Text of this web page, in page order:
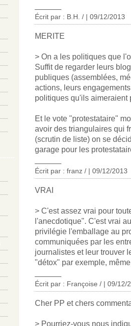
Écrit par : B.H. / | 09/12/2013
MERITE
> On a les politiques que
Suffit de regarder leurs
publiques (assemblées,
actions, leurs
politiques qu'ils aimeraient
Et le vote "protestataire"
avoir des triangulaires qui
(scrutin de liste) on se
garage pour les
Écrit par : franz / | 09/12/2013
VRAI
> C'est assez vrai pour
l'anecdotique". C'est vrai
privilégie l'emballage au
communiquées par les
journalistes et leur trouver
"détox" par exemple,
Écrit par : Françoise / | 09/12/
Cher PP et chers
> Pourriez-vous nous